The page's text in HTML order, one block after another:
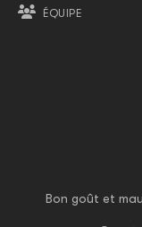
Bon goût et
ÉQUIPE